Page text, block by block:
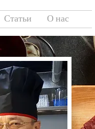
Статьи О нас